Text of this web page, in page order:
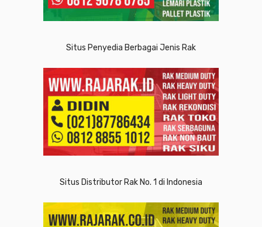
Situs Penyedia Berbagai Jenis Rak
Situs Distributor Rak No. 1 di Indonesia